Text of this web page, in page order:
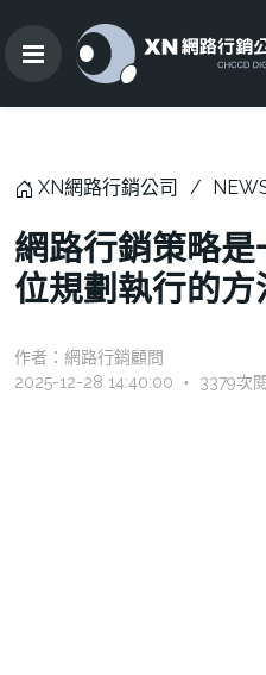
XN網路行銷公司
網路行銷策略
位規劃執行的方
作者： 網路行銷顧問
2025-12-28 14:40:00 ‧ 3379次